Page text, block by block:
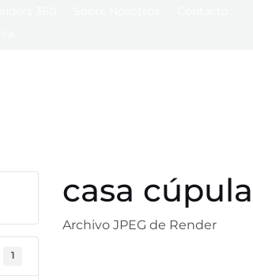
1
casa
Archivo JPEG de Render